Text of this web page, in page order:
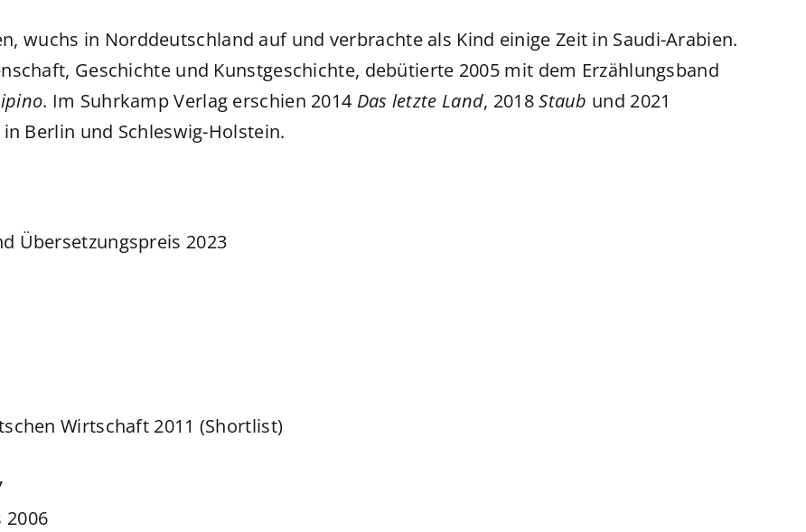
wuchs in Norddeutschland auf und verbrachte als Kind einige Zeit in Saudi-Arabien.
Geschichte und Kunstgeschichte, debütierte 2005 mit dem Erzählungsband
. Im Suhrkamp Verlag erschien 2014 Das letzte Land, 2018Staub und 2021
Berlin und Schleswig-Holstein.
Übersetzungspreis 2023
Wirtschaft 2011 (Shortlist)
2006